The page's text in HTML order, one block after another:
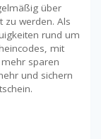
über
zu werden. Als
rund um
mit
sparen
und sichern